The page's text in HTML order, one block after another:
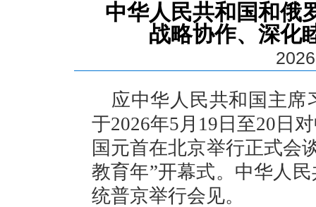
中华人民共和国和俄
战略协作、深化
应中华人民共和国主席
于2026年5月19日至20日
国元首在北京举行正式会
教育年”开幕式。中华人
统普京举行会见。